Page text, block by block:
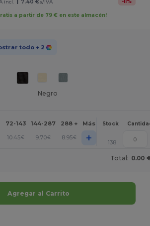
incl. 7.40 €s/IVA
a partir de 79 € en este almacén!
todo + 2
Negro
72-143 144-287 288 + Más Stock
10.45€ 9.70€ 8.95€ + 138
Total: 0.00
Agregar al Carrito